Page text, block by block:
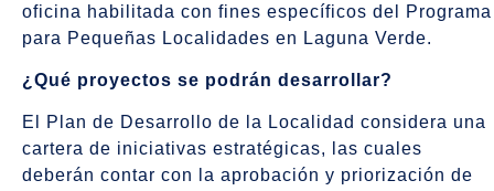
oficina habilitada con fines específicos del Programa
para Pequeñas Localidades en Laguna Verde.
¿Qué proyectos se podrán desarrollar?
El Plan de Desarrollo de la Localidad considera una
cartera de iniciativas estratégicas, las cuales
deberán contar con la aprobación y priorización de